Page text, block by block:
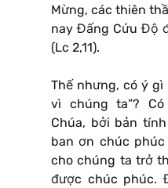
Mừng, các thiên
nay Đấng Cứu Độ
(Lc 2,11).
Thế nhưng, có ý gì
vì chúng ta”?
Chúa, bởi bản
ban ơn chúc
cho chúng ta trở
được chúc phúc.